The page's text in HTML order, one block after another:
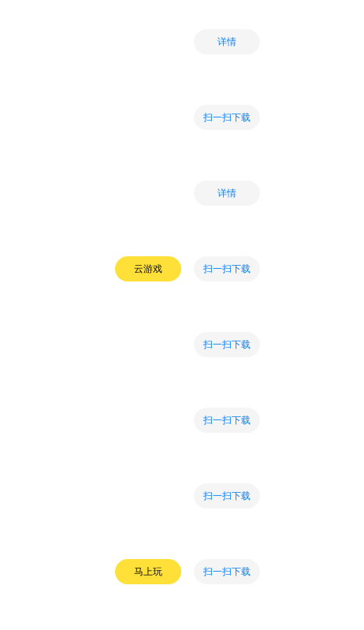
详情
扫一扫下载
详情
云游戏 扫一扫下载
扫一扫下载
扫一扫下载
扫一扫下载
马上玩 扫一扫下载